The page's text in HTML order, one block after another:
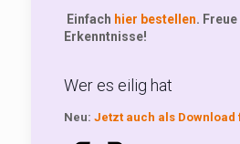
Einfach hier bestellen.
Erkenntnisse!
Wer es eilig hat
Neu: Jetzt auch als Download